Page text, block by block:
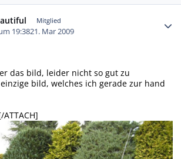
Mitglied
19:3821. Mar 2009
das bild, leider nicht so gut zu
bild, welches ich gerade zur hand
ATTACH]